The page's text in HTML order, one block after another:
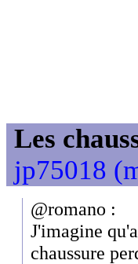
Les
jp75018
@romano :
J'imagine
chaussure